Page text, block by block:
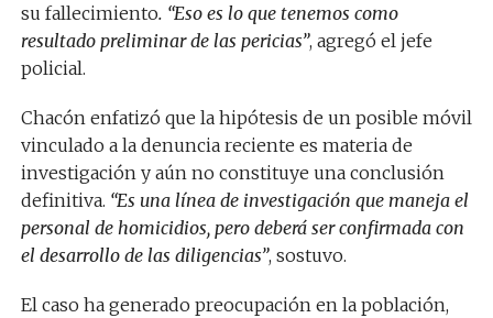
su fallecimiento. “Eso es lo que tenemos como
resultado preliminar de las pericias”, agregó el jefe
policial.
Chacón enfatizó que la hipótesis de un posible móvil
vinculado a la denuncia reciente es materia de
investigación y aún no constituye una conclusión
definitiva. “Es una línea de investigación que maneja el
personal de homicidios, pero deberá ser confirmada con
el desarrollo de las diligencias”, sostuvo.
El caso ha generado preocupación en la población,